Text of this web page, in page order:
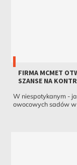
FIRMA MCMET
SZANSE NA
W niespotykanym -
owocowych sadów